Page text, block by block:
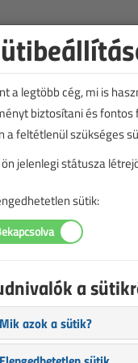
a legtöbb cég, mi is
biztosítani és fontos
a feltétlenül szükséges
jelenlegi státusza
sütik:
a
Mik azok a sütik?